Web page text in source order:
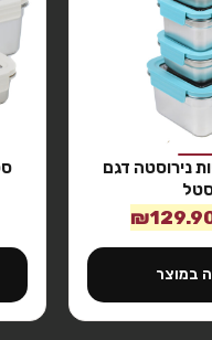
נירוסטה דגם
₪
במוצר